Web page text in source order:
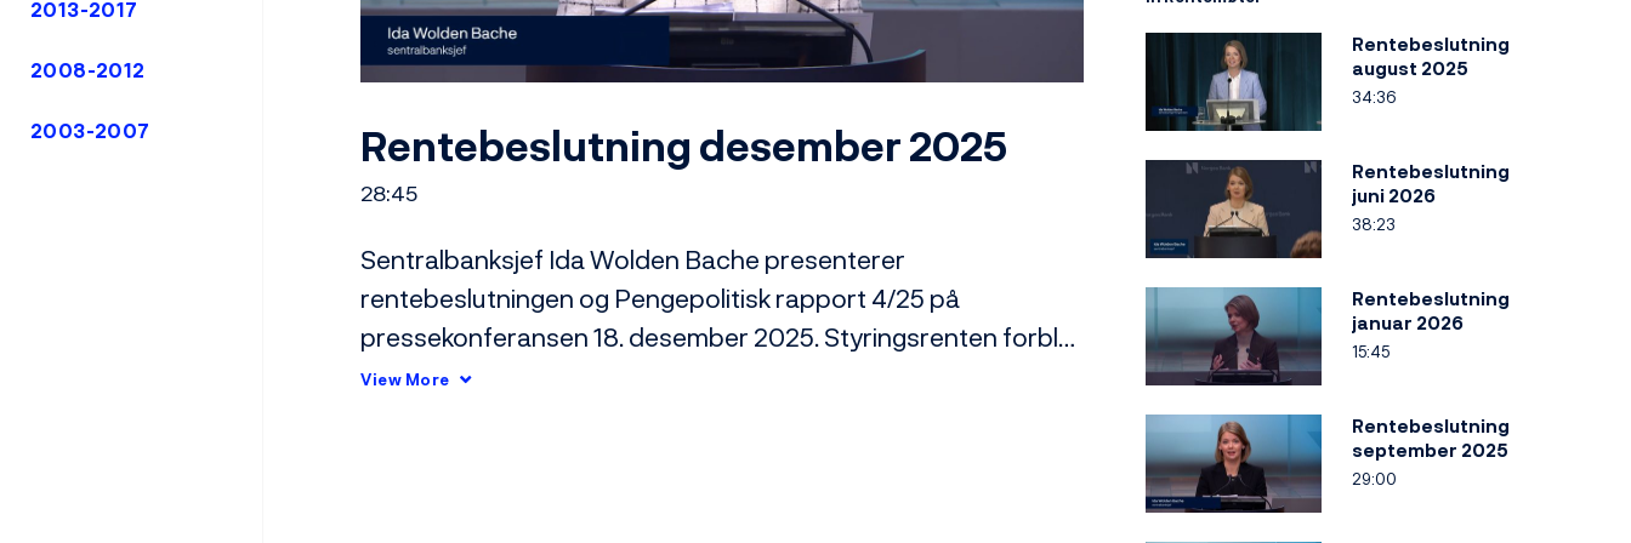
2013-2017
2008-2012
2003-2007
Video
Rentebeslutning desember 2025
28:45
Sentralbanksjef Ida Wolden Bache presenterer
rentebeslutningen og Pengepolitisk rapport 4/25 på
pressekonferansen 18. desember 2025. Styringsrenten forble
uendret på 4 prosent.
View More
Rentebeslutning
august 2025
34:36
Rentebeslutning
juni 2026
38:23
Rentebeslutning
januar 2026
15:45
Rentebeslutning
september 2025
29:00